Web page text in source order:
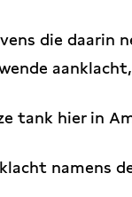
die daarin
tank hier in
namens